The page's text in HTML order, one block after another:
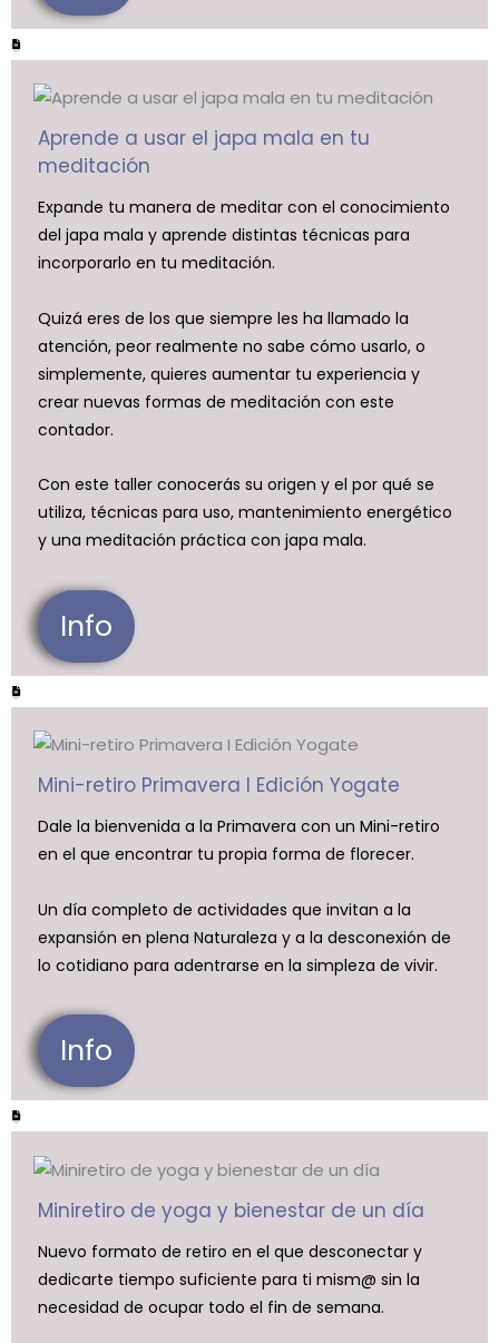
Aprende a usar el japa mala en tu
meditación
Expande tu manera de meditar con el conocimiento
del japa mala y aprende distintas técnicas para
incorporarlo en tu meditación.
Quizá eres de los que siempre les ha llamado la
atención, peor realmente no sabe cómo usarlo, o
simplemente, quieres aumentar tu experiencia y
crear nuevas formas de meditación con este
contador.
Con este taller conocerás su origen y el por qué se
utiliza, técnicas para uso, mantenimiento energético
y una meditación práctica con japa mala.
Info
Mini-retiro Primavera I Edición Yogate
Dale la bienvenida a la Primavera con un Mini-retiro
en el que encontrar tu propia forma de florecer.
Un día completo de actividades que invitan a la
expansión en plena Naturaleza y a la desconexión de
lo cotidiano para adentrarse en la simpleza de vivir.
Info
Miniretiro de yoga y bienestar de un día
Nuevo formato de retiro en el que desconectar y
dedicarte tiempo suficiente para ti mism@ sin la
necesidad de ocupar todo el fin de semana.